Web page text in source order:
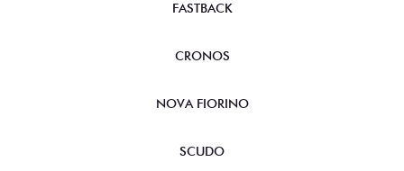
FASTBACK
CRONOS
NOVA FIORINO
SCUDO